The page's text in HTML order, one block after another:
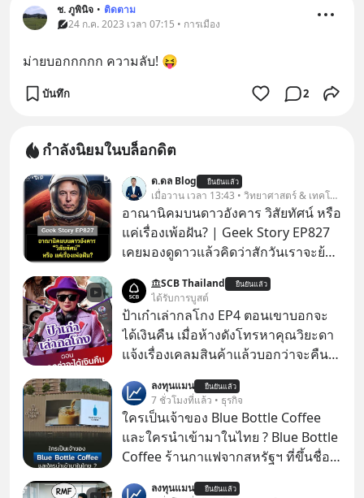
ช. ภูพินิจ • ติดตาม
24 ก.ค. 2023 เวลา 07:15 • การเมือง
ม่ายบอกกกกก ความลับ! 😝
บันทึก 2
กำลังนิยมในบล็อกดิต
ด.ดล Blog ยืนยันแล้ว
เมื่อวาน เวลา 13:43 • วิทยาศาสตร์ & เทคโนโลยี
อาณานิคมบนดาวอังคาร วิสัยทัศน์ หรือ
แค่เรื่องเพ้อฝัน? | Geek Story EP827
เคยมองดูดาวแล้วคิดว่าสักวันเราจะย้าย
หรือ Jeff Bezos บอกไว้หรือเปล่า ภาพ
ฝันที่มหาเศรษฐีซิลิคอนแวลลีย์วาดไว้ว่า
มนุษย์นับล้านจะไปสร้างอาณานิคม
ใหม่ ล้อมรอบด้วยเทคโนโลยีสุดล้ำ อาจ
ไว้ใต้พรมคือ ดาวอังคารเป็นเพียงนรกที่
เต็มไปด้วยรังสีมรณะและฝุ่นพิษ แล้ว
ทำไมบรรดาผู้นำเทคโนโลยีถึงยัง
พยายามหลอกขายฝันลมๆ แล้งๆ นี้ให้
กับคนทั้งโลก พวกเขากำลังซ่อนความ
ลับอะไรไว้เบื้องหลังโปรเจกต์อวกาศที่
SCB Thailand ยืนยันแล้ว
ได้รับการบูสต์
ป้าเก๋าเล่ากลโกง EP4 ตอนเขาบอกจะ
ได้เงินคืน เมื่อห้างดังโทรหาคุณวิยะดา
แจ้งเรื่องเคลมสินค้าแล้วบอกว่าจะคืน
เรื่องจ้อจี้ หาคำตอบได้ที่ “ป้าเก๋าเล่ากล
โกง” EP4 ตอน “เขาบอกว่าจะได้เงิน
คืน” #ป้าเก๋าเล่ากลโกง #แก้เกมกลโกง
#อยู่อย่างยั่งยืน #Cybersecurity #เตือน
ลงทุนแมน ยืนยันแล้ว
7 ชั่วโมงที่แล้ว • ธุรกิจ
ใครเป็นเจ้าของ Blue Bottle Coffee
และใครนำเข้ามาในไทย ? Blue Bottle
Coffee ร้านกาแฟจากสหรัฐฯ ที่ขึ้นชื่อ
ลงทุนแมน ยืนยันแล้ว